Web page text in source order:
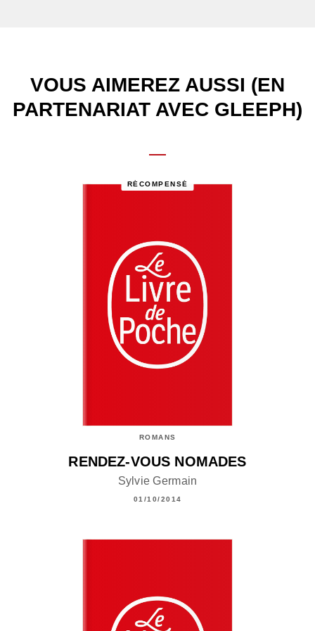
VOUS AIMEREZ AUSSI (EN
PARTENARIAT AVEC GLEEPH)
RÉCOMPENSÉ
ROMANS
RENDEZ-VOUS NOMADES
Sylvie Germain
01/10/2014